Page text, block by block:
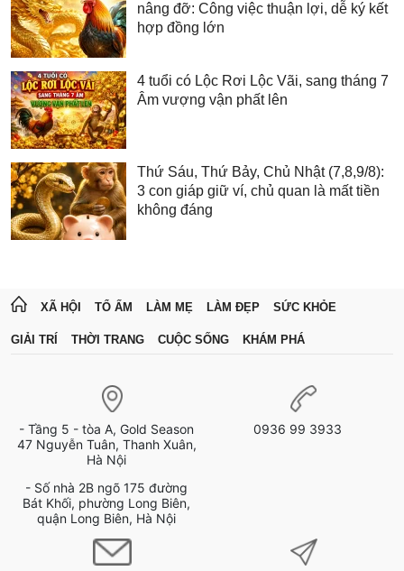
nâng đỡ: Công việc thuận lợi, dễ ký kết
hợp đồng lớn
4 tuổi có Lộc Rơi Lộc Vãi, sang tháng 7
Âm vượng vận phất lên
Thứ Sáu, Thứ Bảy, Chủ Nhật (7,8,9/8):
3 con giáp giữ ví, chủ quan là mất tiền
không đáng
XÃ HỘI TỔ ẤM LÀM MẸ LÀM ĐẸP SỨC KHỎE
GIẢI TRÍ THỜI TRANG CUỘC SỐNG KHÁM PHÁ
- Tầng 5 - tòa A, Gold Season
47 Nguyễn Tuân, Thanh Xuân,
Hà Nội
- Số nhà 2B ngõ 175 đường
Bát Khối, phường Long Biên,
quận Long Biên, Hà Nội
0936 99 3933